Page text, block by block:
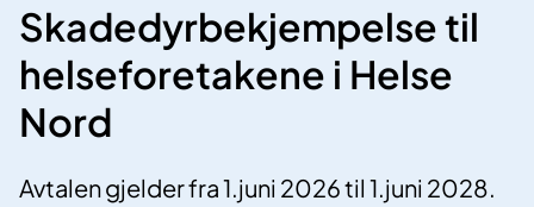
Skadedyrbekjempelse til
helseforetakene i Helse
Nord
Avtalen gjelder fra 1.juni 2026 til 1.juni 2028.